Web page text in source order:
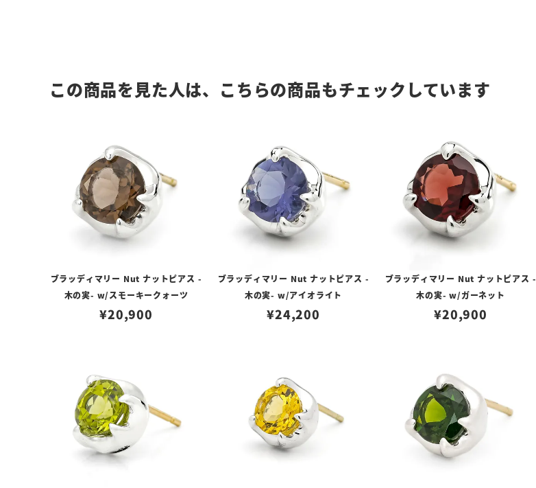
この商品を見た人は、こちらの商品もチェックしています
ブラッディマリー Nut ナットピアス -
木の実- w/スモーキークォーツ
¥20,900
ブラッディマリー Nut ナットピアス -
木の実- w/アイオライト
¥24,200
ブラッディマリー Nut ナットピアス -
木の実- w/ガーネット
¥20,900